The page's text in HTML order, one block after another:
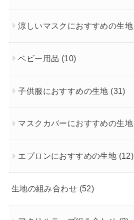
涼しいマスクにおすすめの生地
ベビー用品 (10)
子供服におすすめの生地 (31)
マスクカバーにおすすめの生地
エプロンにおすすめの生地 (12)
生地の組み合わせ (52)